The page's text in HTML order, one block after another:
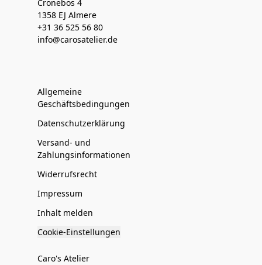
Cronebos 4
1358 EJ Almere
+31 36 525 56 80
info@carosatelier.de
Allgemeine
Geschäftsbedingungen
Datenschutzerklärung
Versand- und
Zahlungsinformationen
Widerrufsrecht
Impressum
Inhalt melden
Cookie-Einstellungen
Caro's Atelier